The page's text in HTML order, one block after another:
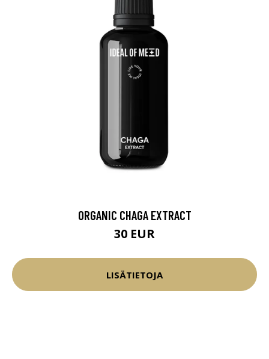
ORGANIC CHAGA EXTRACT
30 EUR
LISÄTIETOJA